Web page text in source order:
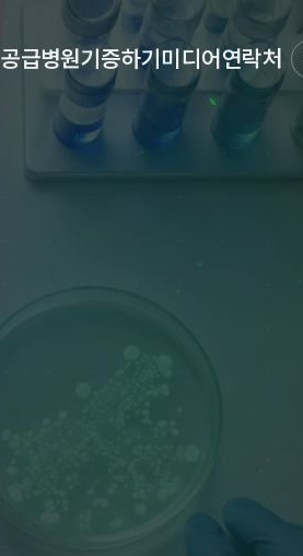
공급병원기증하기미디어연락처